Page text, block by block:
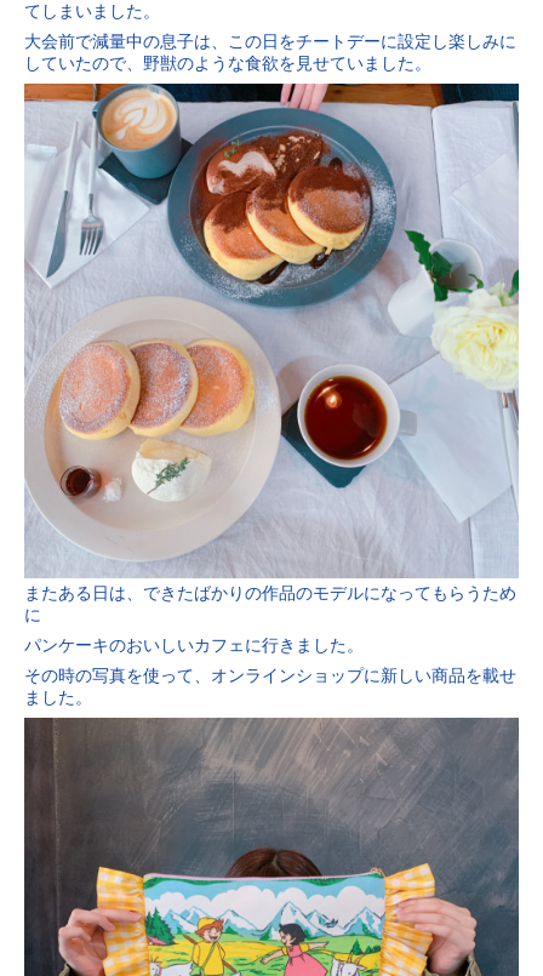
てしまいました。
大会前で減量中の息子は、この日をチートデーに設定し楽しみに
していたので、野獣のような食欲を見せていました。
またある日は、できたばかりの作品のモデルになってもらうため
に
パンケーキのおいしいカフェに行きました。
その時の写真を使って、オンラインショップに新しい商品を載せ
ました。